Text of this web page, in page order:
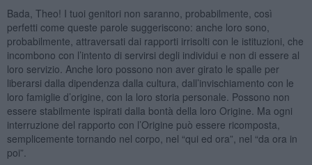
Bada, Theo! I tuoi genitori non saranno, probabilmente, così
perfetti come queste parole suggeriscono: anche loro sono,
probabilmente, attraversati dai rapporti irrisolti con le istituzioni, che
incombono con l’intento di servirsi degli individui e non di essere al
loro servizio. Anche loro possono non aver girato le spalle per
liberarsi dalla dipendenza dalla cultura, dall’invischiamento con le
loro famiglie d’origine, con la loro storia personale. Possono non
essere stabilmente ispirati dalla bontà della loro Origine. Ma ogni
interruzione del rapporto con l’Origine può essere ricomposta,
semplicemente tornando nel corpo, nel “qui ed ora”, nel “da ora in
poi”.